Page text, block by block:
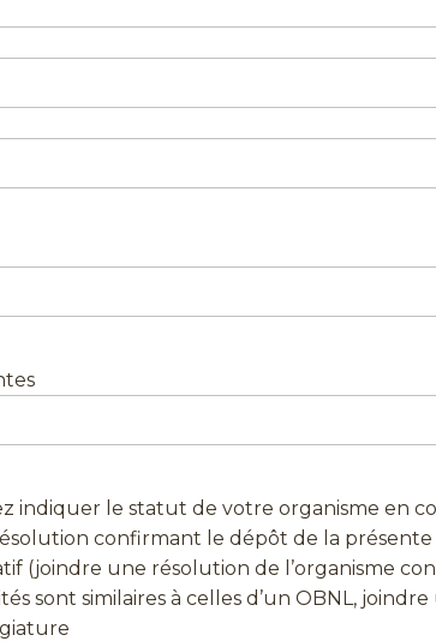
le statut de votre organisme en
confirmant le dépôt de la présente
(joindre une résolution de l’organisme
sont similaires à celles d’un OBNL,